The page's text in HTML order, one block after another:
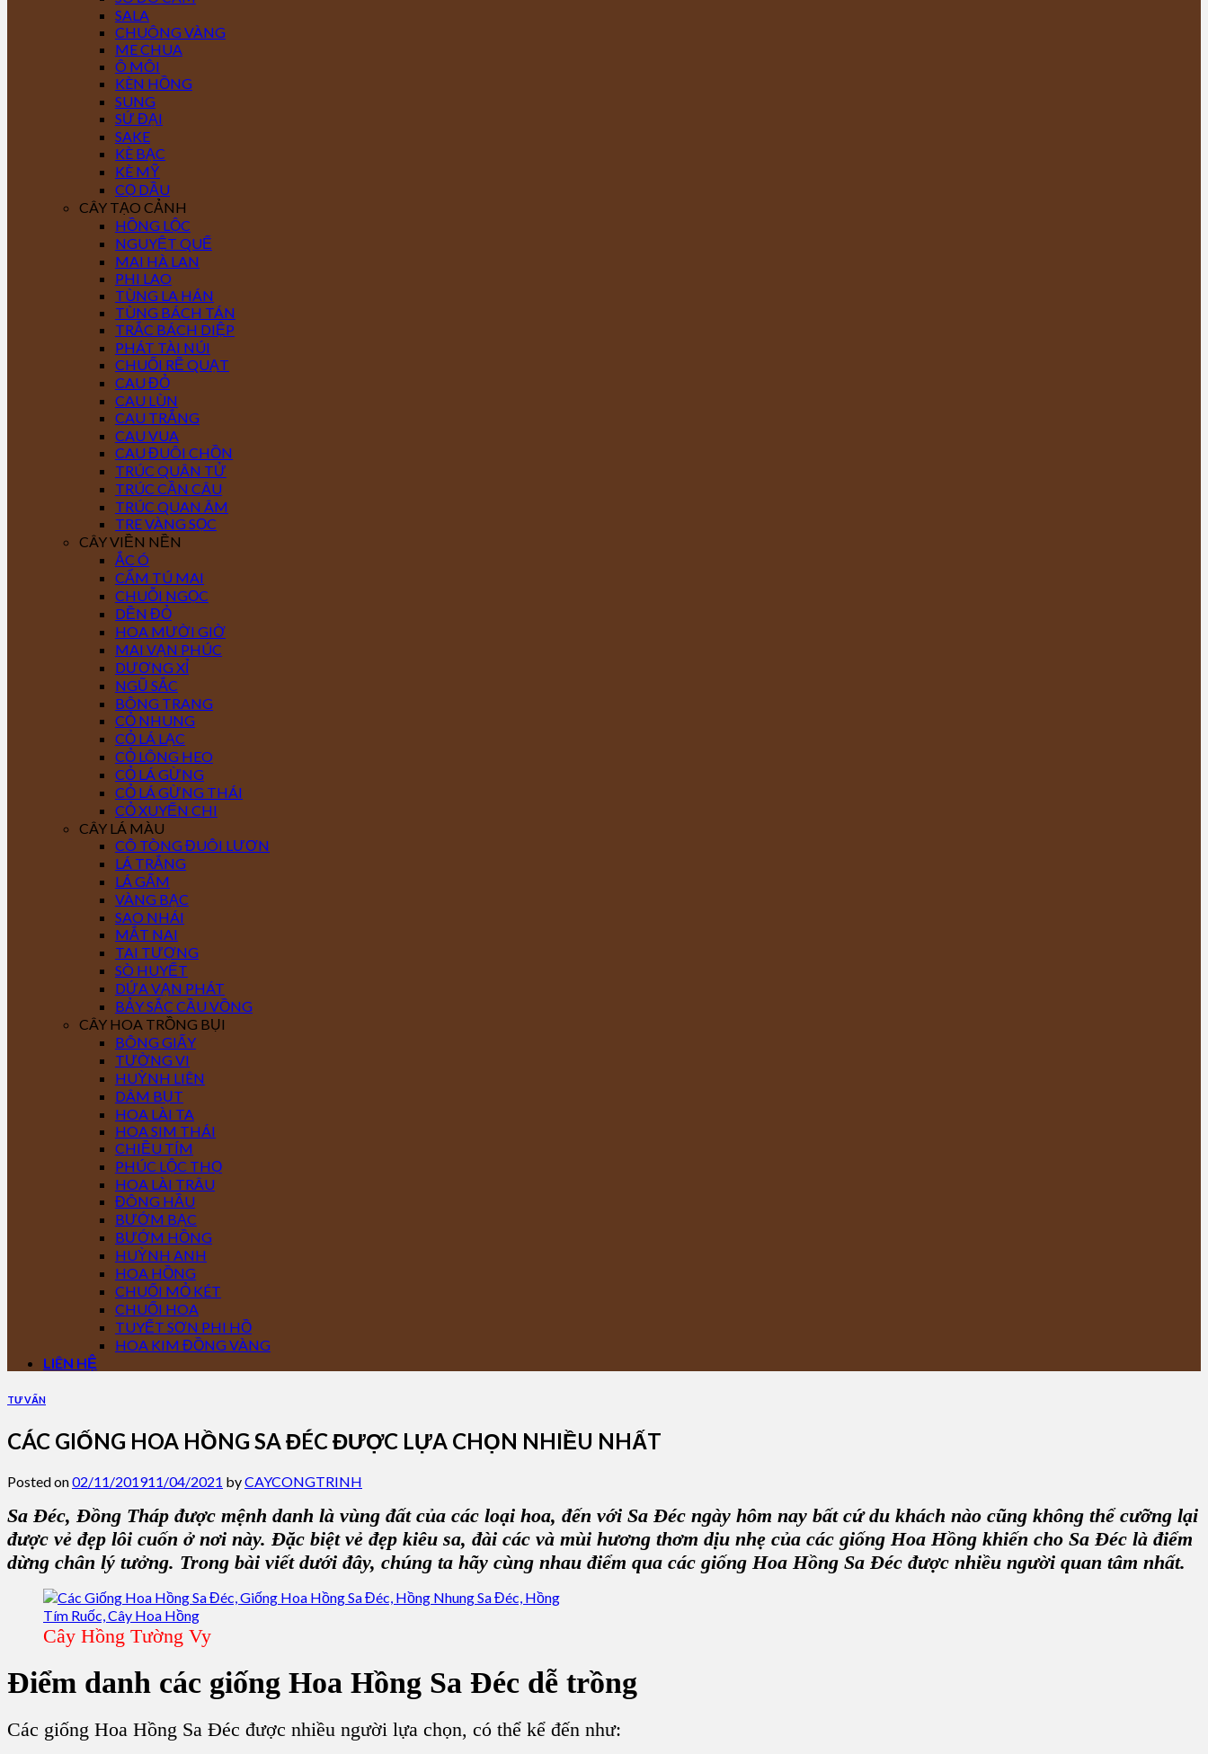
SALA
CHUÔNG VÀNG
ME CHUA
Ô MÔI
KÈN HỒNG
SUNG
SỨ ĐẠI
SAKE
KÈ BẠC
KÈ MỸ
CỌ DẦU
CÂY TẠO CẢNH
HỒNG LỘC
NGUYỆT QUẾ
MAI HÀ LAN
PHI LAO
TÙNG LA HÁN
TÙNG BÁCH TÁN
TRẮC BÁCH DIỆP
PHÁT TÀI NÚI
CHUỐI RẼ QUẠT
CAU ĐỎ
CAU LÙN
CAU TRẮNG
CAU VUA
CAU ĐUÔI CHỒN
TRÚC QUÂN TỬ
TRÚC CẦN CÂU
TRÚC QUAN ÂM
TRE VÀNG SỌC
CÂY VIỀN NỀN
ẮC Ó
CẨM TÚ MAI
CHUỖI NGỌC
DỀN ĐỎ
HOA MƯỜI GIỜ
MAI VẠN PHÚC
DƯƠNG XỈ
NGŨ SẮC
BÔNG TRANG
CỎ NHUNG
CỎ LÁ LẠC
CỎ LÔNG HEO
CỎ LÁ GỪNG
CỎ LÁ GỪNG THÁI
CỎ XUYẾN CHI
CÂY LÁ MÀU
CÔ TÒNG ĐUÔI LƯƠN
LÁ TRẮNG
LÁ GẤM
VÀNG BẠC
SAO NHÁI
MẮT NAI
TAI TƯỢNG
SÒ HUYẾT
DỨA VẠN PHÁT
BẢY SẮC CẦU VỒNG
CÂY HOA TRỒNG BỤI
BÔNG GIẤY
TƯỜNG VI
HUỲNH LIÊN
DÂM BỤT
HOA LÀI TA
HOA SIM THÁI
CHIỀU TÍM
PHÚC LỘC THỌ
HOA LÀI TRÂU
ĐÔNG HẦU
BƯỚM BẠC
BƯỚM HỒNG
HUỲNH ANH
HOA HỒNG
CHUỐI MỎ KÉT
CHUỐI HOA
TUYẾT SƠN PHI HỒ
HOA KIM ĐỒNG VÀNG
LIÊN HỆ
TƯ VẤN
CÁC GIỐNG HOA HỒNG SA ĐÉC ĐƯỢC LỰA CHỌN NHIỀU NHẤT
Posted on02/11/201911/04/2021 byCAYCONGTRINH
Sa Đéc, Đồng Tháp được mệnh danh là vùng đất của các loại hoa, đến với Sa Đéc ngày hôm nay bất cứ du khách nào cũng không thể cưỡng lại
được vẻ đẹp lôi cuốn ở nơi này. Đặc biệt vẻ đẹp kiêu sa, đài các và mùi hương thơm dịu nhẹ của các giống Hoa Hồng khiến cho Sa Đéc là điểm
dừng chân lý tưởng. Trong bài viết dưới đây, chúng ta hãy cùng nhau điểm qua các giống Hoa Hồng Sa Đéc được nhiều người quan tâm nhất.
Cây Hồng Tường Vy
Điểm danh các giống Hoa Hồng Sa Đéc dễ trồng
Các giống Hoa Hồng Sa Đéc được nhiều người lựa chọn, có thể kể đến như: